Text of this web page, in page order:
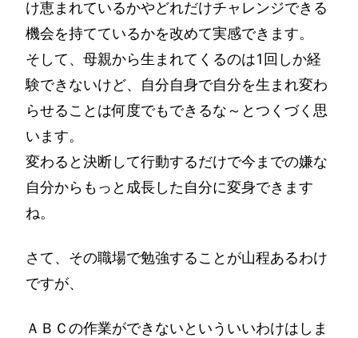
け恵まれているかやどれだけチャレンジできる
機会を持てているかを改めて実感できます。
そして、母親から生まれてくるのは1回しか経
験できないけど、自分自身で自分を生まれ変わ
らせることは何度でもできるな～とつくづく思
います。
変わると決断して行動するだけで今までの嫌な
自分からもっと成長した自分に変身できます
ね。
さて、その職場で勉強することが山程あるわけ
ですが、
ＡＢＣの作業ができないといういいわけはしま